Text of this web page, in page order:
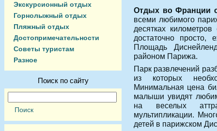
Экскурсионный отдых
Горнолыжный отдых
Пляжный отдых
Достопримечательности
Советы туристам
Разное
Поиск по сайту
Отдых во Франции
всеми любимого
десятках
достаточно просто,
Площадь
районом Парижа.
Парк развлечений
из которых
Минимальная цена
малыши увидят
на веселых
мультипликации.
детей в парижском